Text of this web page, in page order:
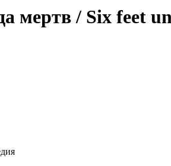
мертв / Six feet